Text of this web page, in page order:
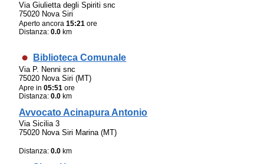
Via Giulietta degli Spiriti snc
75020 Nova Siri
Aperto ancora15:21 ore
Distanza:0.0 km
Biblioteca Comunale
Via P. Nenni snc
75020 Nova Siri (MT)
Apre in05:51 ore
Distanza:0.0 km
Avvocato Acinapura Antonio
Via Sicilia 3
75020 Nova Siri Marina (MT)
Distanza:0.0 km